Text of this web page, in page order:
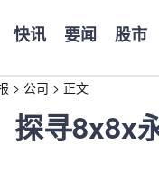
快讯 要闻 股市
> 公司 > 正文
探寻8x8x